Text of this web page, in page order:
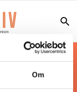
Om
affärsmagasin